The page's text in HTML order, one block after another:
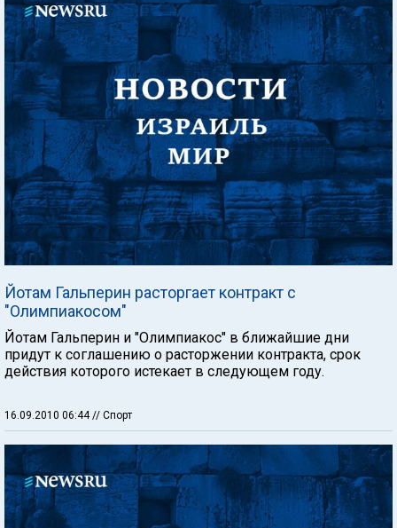
Йотам Гальперин расторгает контракт с
"Олимпиакосом"
Йотам Гальперин и "Олимпиакос" в ближайшие дни
придут к соглашению о расторжении контракта, срок
действия которого истекает в следующем году.
16.09.2010 06:44// Спорт